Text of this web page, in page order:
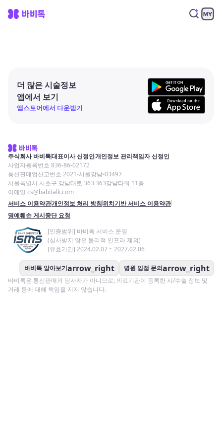
더 많은 시술정보
앱에서 보기
앱스토어에서 다운받기
주식회사 바비톡대표이사 신정인개인정보 관리책임자 신정인
사업자등록번호 836-86-02172
통신판매업신고번호 2021-서울강남-03497
서울특별시 서초구 강남대로 363 363강남타워 11층
이메일 cs@babitalk.com
서비스 이용약관개인정보 처리 방침위치기반 서비스 이용약관
명예훼손 게시중단 요청
[인증범위] 바비톡 서비스 운영
(심사받지 않은 물리적 인프라 제외)
[유효기간] 2024.02.07 ~ 2027.02.06
바비톡 알아보기arrow_right 병원 입점 문의arrow_right
바비톡은 통신판매의 당사자가 아니므로, 의료기관이 등록한 시/수술 정보 및
거래 등에 대해 책임을 지지 않습니다.